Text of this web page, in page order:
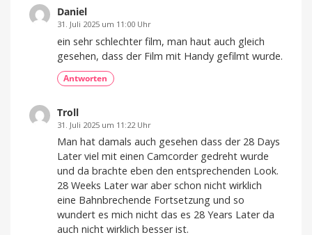
Saga
weiter
voran
Die
Daniel
31. Juli 2025 um 11:00 Uhr
ein sehr schlechter film, man haut auch gleich
gesehen, dass der Film mit Handy gefilmt wurde.
Antworten
Troll
31. Juli 2025 um 11:22 Uhr
Man hat damals auch gesehen dass der 28 Days
Later viel mit einen Camcorder gedreht wurde
und da brachte eben den entsprechenden Look.
28 Weeks Later war aber schon nicht wirklich
eine Bahnbrechende Fortsetzung und so
wundert es mich nicht das es 28 Years Later da
auch nicht wirklich besser ist.